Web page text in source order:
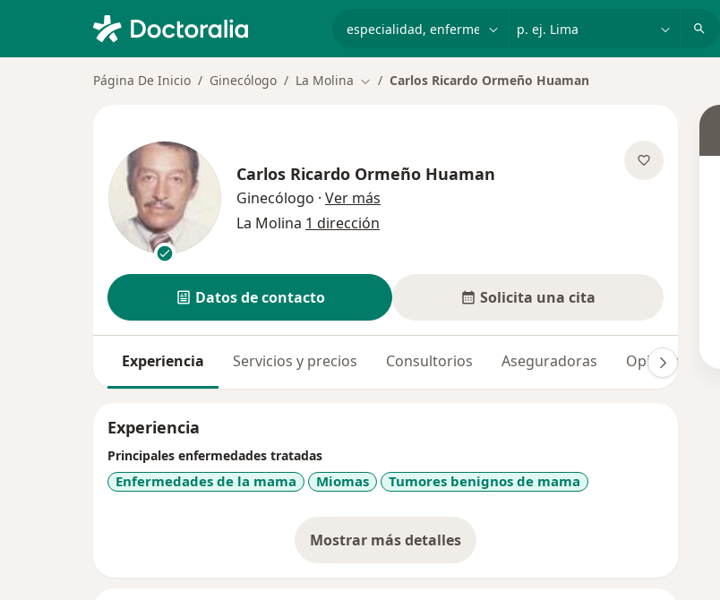
Página De Inicio Ginecólogo La Molina Cambiar de ciudad
Carlos Ricardo Ormeño Huaman
Carlos Ricardo Ormeño Huaman
Ginecólogo · Ver más
La Molina 1 dirección
Datos de contacto Solicita una cita
Experiencia Servicios y precios Consultorios Aseguradoras Opiniones (2)
Experiencia
Principales enfermedades tratadas
Enfermedades de la mama Miomas Tumores benignos de mama
Mostrar más detalles
sobre la experiencia